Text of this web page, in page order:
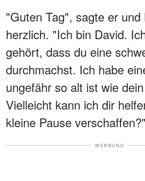
"Guten Tag", sagte er und
herzlich. "Ich bin David.
gehört, dass du eine
durchmachst. Ich habe
ungefähr so alt ist wie
Vielleicht kann ich dir
kleine Pause verschaffen?"
WERBUNG